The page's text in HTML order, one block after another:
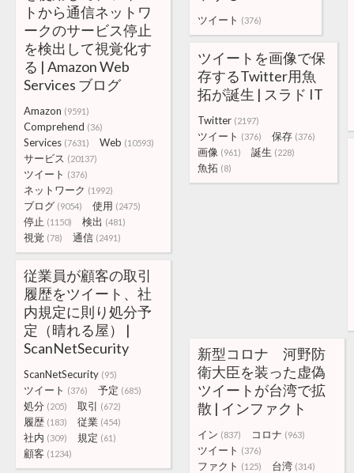
トから通信ネットワ
ークのサービス停止
を検出して視覚化す
る | Amazon Web
Services ブログ
Amazon (9591)
Comprehend (36)
Services (7631) Web (10593)
サービス (20137)
ツイート (376)
ネットワーク (1992)
ブログ (9054) 使用 (2475)
停止 (1150) 検出 (481)
視覚 (78) 通信 (2491)
ツイート (376)
ツイートを画像で保
存するTwitter用魚
拓が誕生 | スラド IT
Twitter (2197)
ツイート (376) 保存 (376)
画像 (961) 誕生 (228)
魚拓 (8)
従業員が顧客の取引
履歴をツイート、社
内規定に則り処分予
定（晴れる屋） |
ScanNetSecurity
ScanNetSecurity (95)
ツイート (376) 予定 (685)
処分 (205) 取引 (672)
履歴 (183) 従業 (454)
社内 (309) 規定 (61)
顧客 (1234)
新型コロナ 河野防
衛大臣を装った虚偽
ツイートが台湾で拡
散 | インファクト
イン (837) コロナ (963)
ツイート (376)
ファクト (125) 台湾 (314)